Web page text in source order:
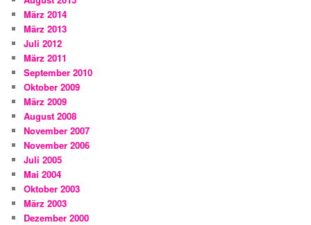
März 2014
März 2013
Juli 2012
März 2011
September 2010
Oktober 2009
März 2009
August 2008
November 2007
November 2006
Juli 2005
Mai 2004
Oktober 2003
März 2003
Dezember 2000